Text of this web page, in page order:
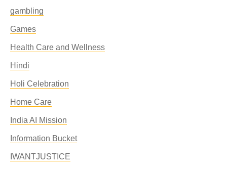
gambling
Games
Health Care and Wellness
Hindi
Holi Celebration
Home Care
India AI Mission
Information Bucket
IWANTJUSTICE